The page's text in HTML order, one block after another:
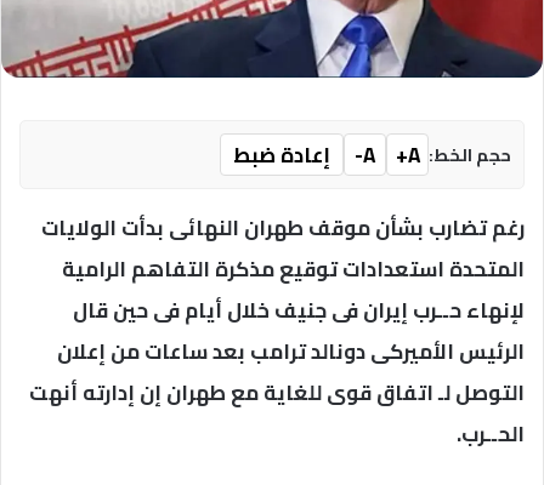
حجم الخط: A+
A-
إعادة ضبط
رغم تضارب بشأن موقف طهران النهائى بدأت الولايات
المتحدة استعدادات توقيع مذكرة التفاهم الرامية
لإنهاء حــرب إيران فى جنيف خلال أيام فى حين قال
الرئيس الأميركى دونالد ترامب بعد ساعات من إعلان
التوصل لـ اتفاق قوى للغاية مع طهران إن إدارته أنهت
الحــرب.